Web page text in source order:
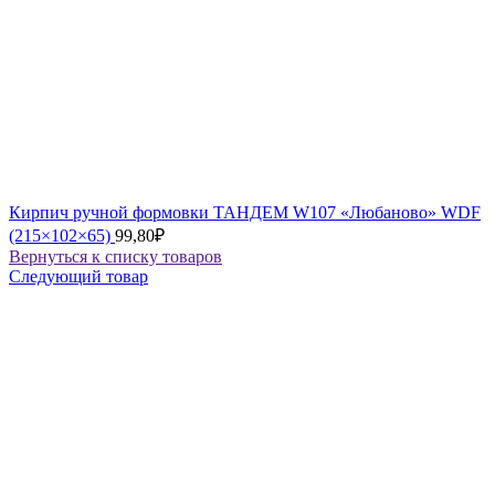
Кирпич ручной формовки ТАНДЕМ W107 «Любаново» WDF
(215×102×65) 99,80₽
Вернуться к списку товаров
Следующий товар